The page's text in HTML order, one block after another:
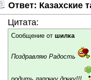
Ответ: Казахские
Цитата:
Сообщение от шилка
Поздравляю Радость